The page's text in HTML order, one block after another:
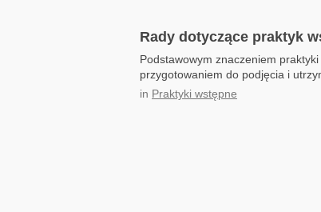
Rady dotyczące praktyk
Podstawowym znaczeniem
przygotowaniem do podjęcia i
in Praktyki wstępne